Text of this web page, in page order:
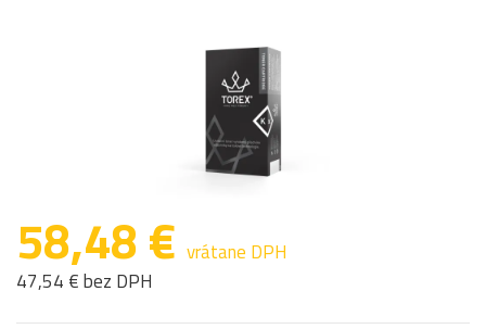
58,48 € vrátane DPH
47,54 € bez DPH